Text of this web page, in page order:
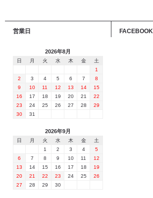
営業日
2026年8月
日 月 火 水 木 金
土
1
2
3 4 5 6 7
8
9
10 11 12 13 14
15
16
17 18 19 20 21
22
23
24 25 26 27 28
29
30
31
2026年9月
日 月 火 水 木 金
土
1
2 3 4
5
6
7 8 9 10 11
12
13
14 15 16 17 18
19
20
21 22 23 24 25
26
27
28 29 30
FACEBOOK